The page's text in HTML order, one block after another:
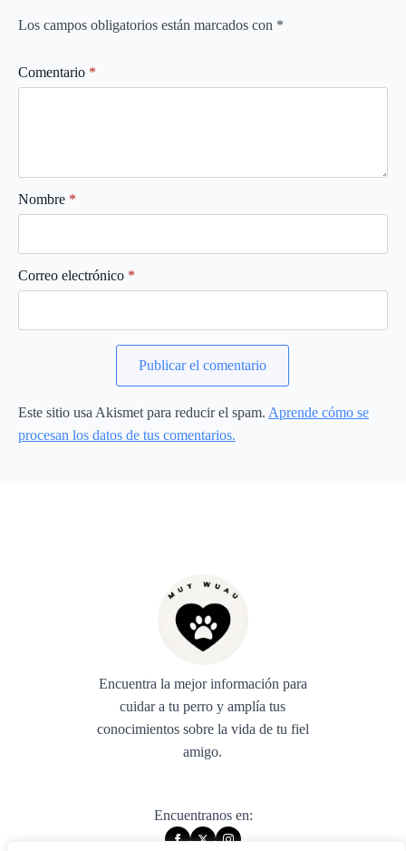
Los campos obligatorios están marcados con *
Comentario *
Nombre *
Correo electrónico *
Este sitio usa Akismet para reducir el spam. Aprende cómo se
procesan los datos de tus comentarios.
Encuentra la mejor información para
cuidar a tu perro y amplía tus
conocimientos sobre la vida de tu fiel
amigo.
Encuentranos en: